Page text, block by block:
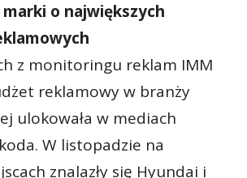
o największych
z monitoringu reklam IMM
reklamowy w branży
ulokowała w mediach
W listopadzie na
znalazły się Hyundai i